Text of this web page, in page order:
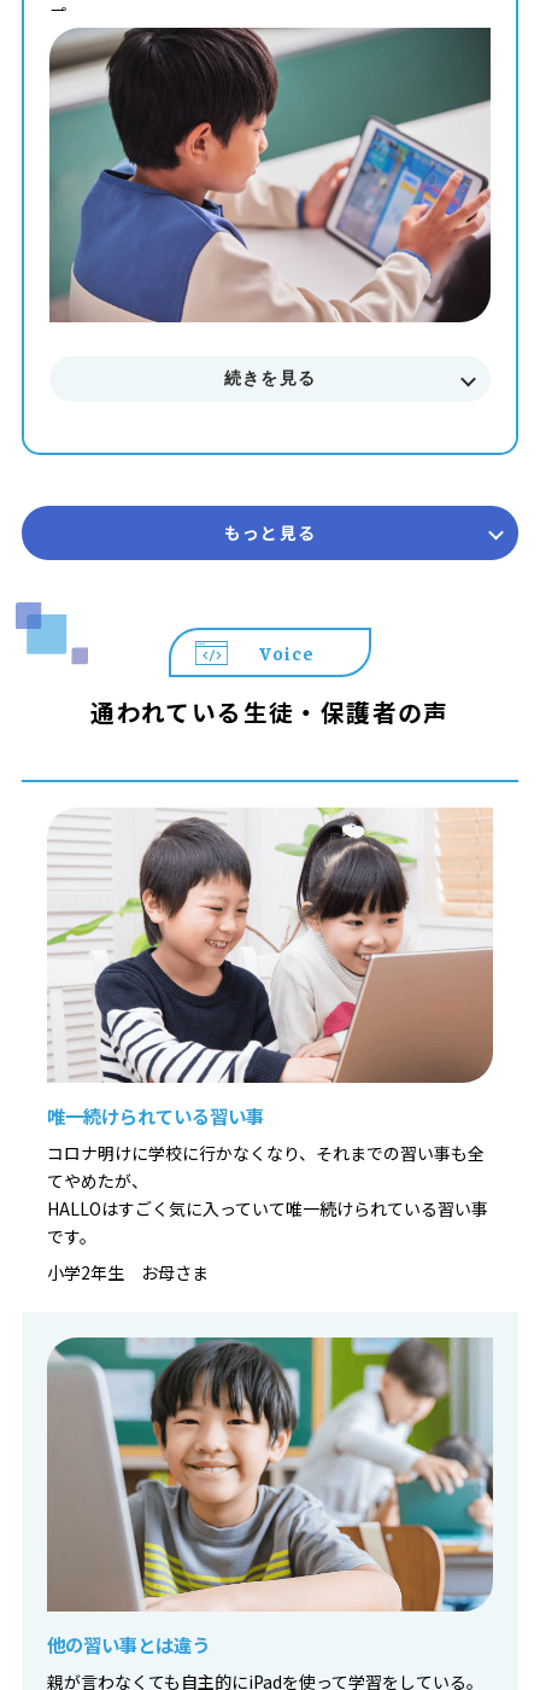
プ」。
タイピングからコンピュータサイエンスまで学べる最高の
教材を使って、一人ひとりのペースや理解度に合わせた個
別最適化レッスンでプログラミングを学ぶことが出来ま
まずはお気軽に無料体験授業にご参加下さい。
料金やカリキュラムなどに関してもご説明致します。
続きを見る
もっと見る
Voice
通われている生徒・保護者の声
唯一続けられている習い事
コロナ明けに学校に行かなくなり、それまでの習い事も全
てやめたが、
HALLOはすごく気に入っていて唯一続けられている習い事
です。
小学2年生 お母さま
他の習い事とは違う
親が言わなくても自主的にiPadを使って学習をしている。